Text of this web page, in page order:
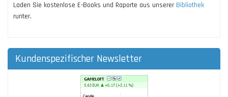
Laden Sie kostenlose E-Books und Raporte aus unserer Bibliothek
runter.
Kundenspezifischer Newsletter